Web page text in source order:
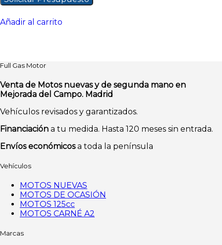
era:
es:
Añadir al carrito
Full Gas Motor
Venta de Motos nuevas y de segunda mano en
Mejorada del Campo. Madrid
Vehículos revisados y garantizados.
Financiación a tu medida. Hasta 120 meses sin entrada.
Envíos económicosa toda la península
Vehículos
MOTOS NUEVAS
MOTOS DE OCASIÓN
MOTOS 125cc
MOTOS CARNÉ A2
Marcas